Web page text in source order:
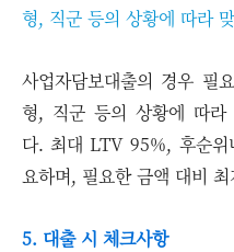
형, 직군 등의 상황에 따라
사업자담보대출의 경우 필
형, 직군 등의 상황에 따
다. 최대 LTV 95%, 후순위
요하며, 필요한 금액 대비
5. 대출 시 체크사항